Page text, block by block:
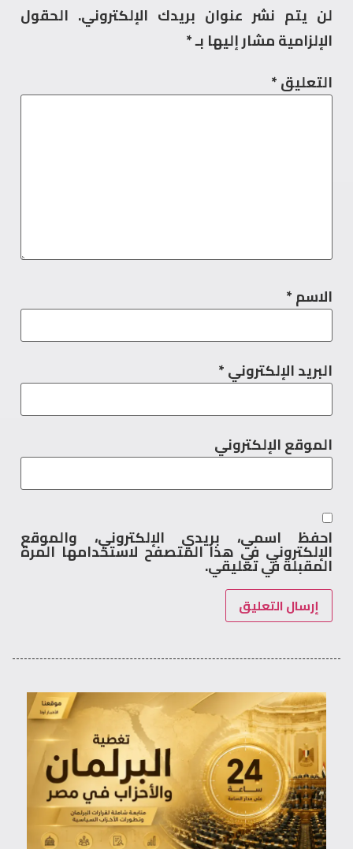
لن يتم نشر عنوان بريدك الإلكتروني. الحقول
الإلزامية مشار إليها بـ *
التعليق*
الاسم*
البريد الإلكتروني*
الموقع الإلكتروني
احفظ اسمي، بريدي الإلكتروني، والموقع
الإلكتروني في هذا المتصفح لاستخدامها المرة
المقبلة في تعليقي.